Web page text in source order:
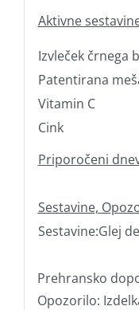
Aktivne
Izvleček črnega
Patentirana
Vitamin C
Cink
Priporočeni
Sestavine,
Sestavine:Glej
Prehransko
Opozorilo: